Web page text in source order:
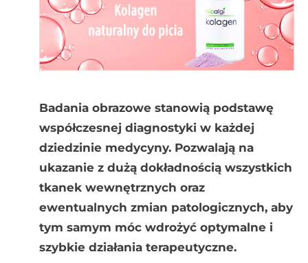
Badania obrazowe stanowią podstawę
współczesnej diagnostyki w każdej
dziedzinie medycyny. Pozwalają na
ukazanie z dużą dokładnością wszystkich
tkanek wewnętrznych oraz
ewentualnych zmian patologicznych, aby
tym samym móc wdrożyć optymalne i
szybkie działania terapeutyczne.